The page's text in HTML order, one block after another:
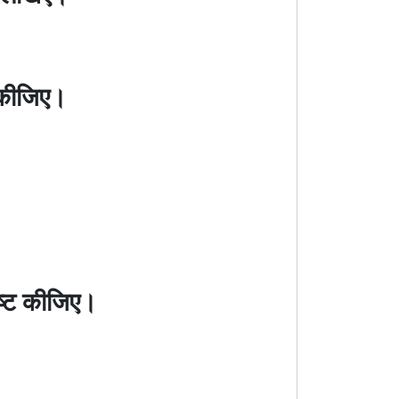
कीजिए।